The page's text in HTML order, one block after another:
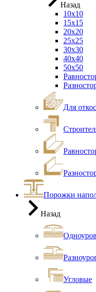
Назад
10х10
15х15
20х20
25х25
30х30
40х40
50х50
Для
Порожки
Назад
Угловые